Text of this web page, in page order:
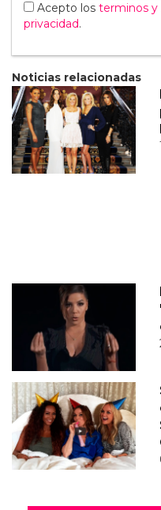
Acepto los terminos y
privacidad.
Noticias relacionadas